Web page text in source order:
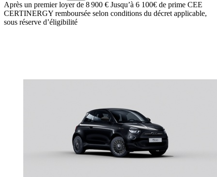
Après un premier loyer de 8 900 € Jusqu’à 6 100€ de prime CEE
CERTINERGY remboursée selon conditions du décret applicable,
sous réserve d’éligibilité